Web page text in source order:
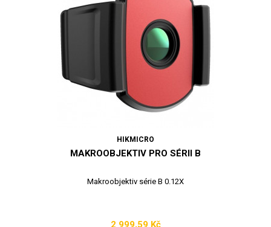
HIKMICRO
MAKROOBJEKTIV PRO SÉRII B
Makroobjektiv série B 0.12X
2 999,59 Kč